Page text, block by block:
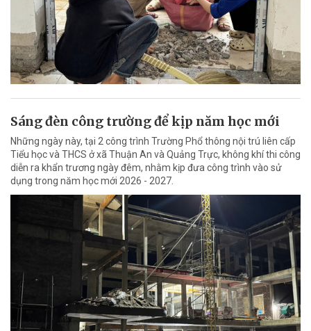
Sáng đèn công trường để kịp năm học mới
Những ngày này, tại 2 công trình Trường Phổ thông nội trú liên cấp
Tiểu học và THCS ở xã Thuận An và Quảng Trực, không khí thi công
diễn ra khẩn trương ngày đêm, nhằm kịp đưa công trình vào sử
dụng trong năm học mới 2026 - 2027.